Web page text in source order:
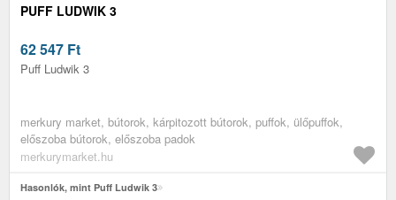
PUFF LUDWIK 3
62 547 Ft
Puff Ludwik 3
merkury market, bútorok, kárpitozott bútorok, puffok, ülőpuffok,
előszoba bútorok, előszoba padok
merkurymarket.hu
Hasonlók, mint Puff Ludwik 3